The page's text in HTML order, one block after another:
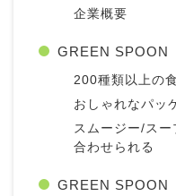
企業概要
GREEN SPOON
200種類以上の
おしゃれなパッ
スムージー/ス
合わせられる
GREEN SPOON